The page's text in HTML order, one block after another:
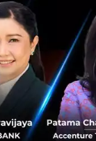
มีนาคม 21, 2025
0
News google
มาตรฐานใหม่
Google เตรียมออกข้อ
เมลมากกว่า 5,000 ฉบั